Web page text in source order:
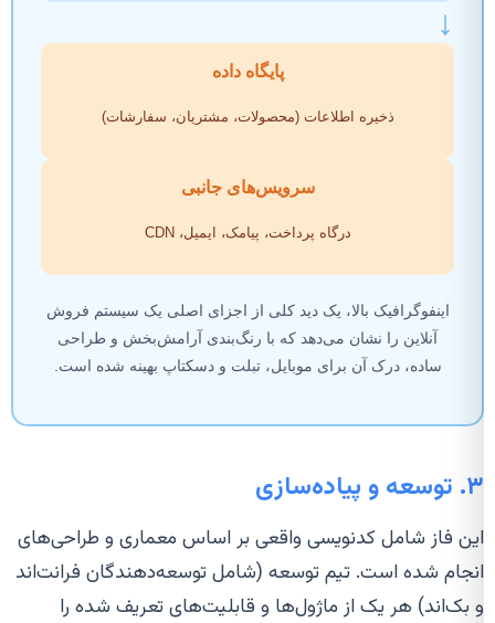
↓
پایگاه داده
ذخیره اطلاعات (محصولات، مشتریان، سفارشات)
سرویس‌های جانبی
درگاه پرداخت، پیامک، ایمیل، CDN
اینفوگرافیک بالا، یک دید کلی از اجزای اصلی یک سیستم فروش
آنلاین را نشان می‌دهد که با رنگ‌بندی آرامش‌بخش و طراحی
ساده، درک آن برای موبایل، تبلت و دسکتاپ بهینه شده است.
۳. توسعه و پیاده‌سازی
این فاز شامل کدنویسی واقعی بر اساس معماری و طراحی‌های
انجام شده است. تیم توسعه (شامل توسعه‌دهندگان فرانت‌اند
و بک‌اند) هر یک از ماژول‌ها و قابلیت‌های تعریف شده را